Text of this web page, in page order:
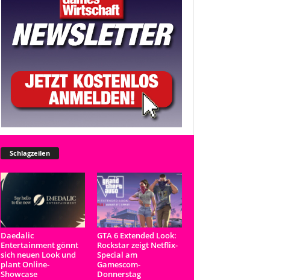
Schlagzeilen
Daedalic
Entertainment gönnt
sich neuen Look und
plant Online-
Showcase
GTA 6 Extended Look:
Rockstar zeigt Netflix-
Special am
Gamescom-
Donnerstag